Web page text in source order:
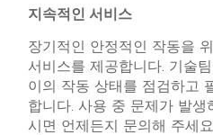
지속적인 서비스
장기적인 안정적인 작동을
서비스를 제공합니다. 기술
이의 작동 상태를 점검하고
합니다. 사용 중 문제가 발생
시면 언제든지 문의해 주세